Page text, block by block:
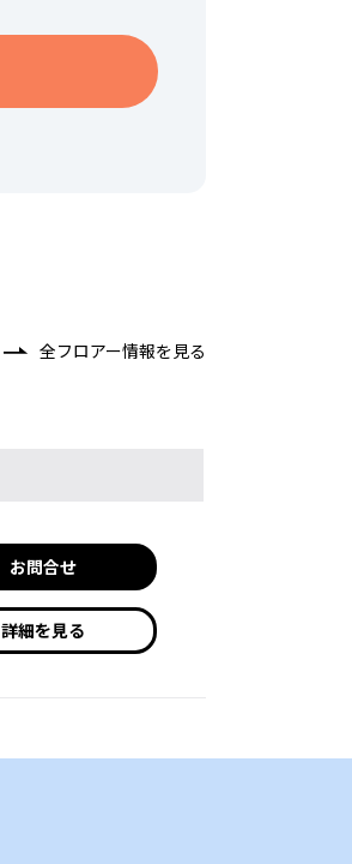
全フロアー情報を見る
お問合せ
詳細を見る